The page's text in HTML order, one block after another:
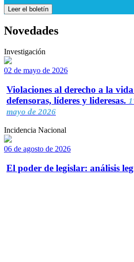
Leer el boletín
Novedades
Investigación
02 de mayo de 2026
Violaciones al derecho a la
defensoras, líderes y lideresas.
mayo de 2026
Incidencia Nacional
06 de agosto de 2026
El poder de legislar: análisis